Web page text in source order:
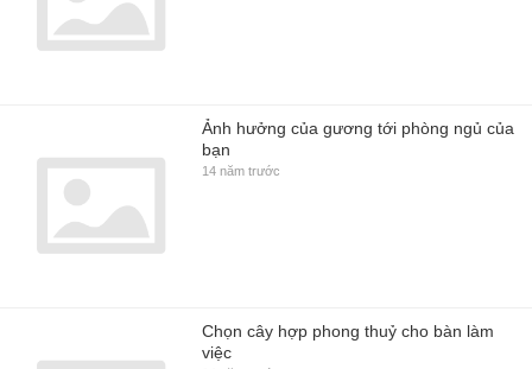
Ảnh hưởng của gương tới phòng ngủ của
bạn
14 năm trước
Chọn cây hợp phong thuỷ cho bàn làm
việc